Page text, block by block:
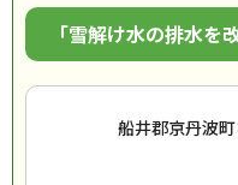
「雪解け水の排水を
船井郡京丹波